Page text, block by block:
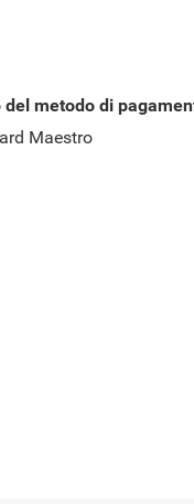
del metodo di
Maestro